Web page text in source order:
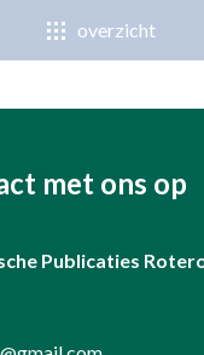
overzicht
met ons op
Publicaties